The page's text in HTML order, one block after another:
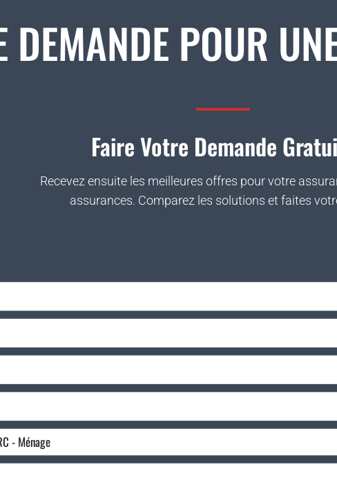
DEMANDE POUR
Faire Votre Demande
Recevez ensuite les meilleures offres pour votre
assurances. Comparez les solutions et faites